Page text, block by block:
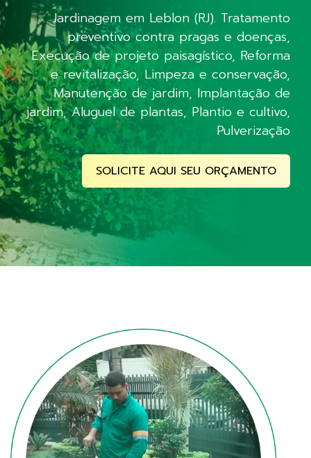
Jardinagem em Leblon (RJ). Tratamento
preventivo contra pragas e doenças,
Execução de projeto paisagístico, Reforma
e revitalização, Limpeza e conservação,
Manutenção de jardim, Implantação de
jardim, Aluguel de plantas, Plantio e cultivo,
Pulverização
SOLICITE AQUI SEU ORÇAMENTO